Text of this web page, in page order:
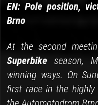
EN: Pole position,
Brno
At the second
Superbike season,
winning ways. On
first race in the highly